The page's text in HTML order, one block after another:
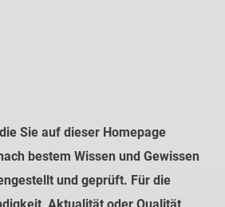
Sie auf dieser Homepage
bestem Wissen und Gewissen
und geprüft. Für die